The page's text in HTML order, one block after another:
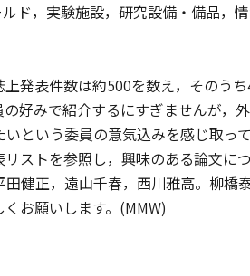
ド，実験施設，研究設備・備品，
発表件数は約500を数え，そのう
好みで紹介するにすぎませんが，
という委員の意気込みを感じ取っ
ストを参照し，興味のある論文に
健正，遠山千春，西川雅高。柳橋
お願いします。(MMW)